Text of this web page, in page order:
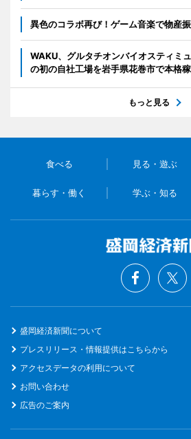
異色のコラボ再び！ゲーム音楽で物産
WAKU、グルタチオンバイオスティミ
の初の自社工場を岩手県花巻市で本格
もっと見る
食べる 見る・遊ぶ
暮らす・働く 学ぶ・知る
盛岡経済新聞について
プレスリリース・情報提供はこちらから
アクセスデータの利用について
お問い合わせ
広告のご案内